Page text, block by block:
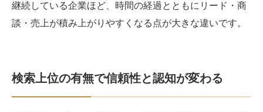
継続している企業ほど、時間の経過とともにリード・商
談・売上が積み上がりやすくなる点が大きな違いです。
検索上位の有無で信頼性と認知が変わる